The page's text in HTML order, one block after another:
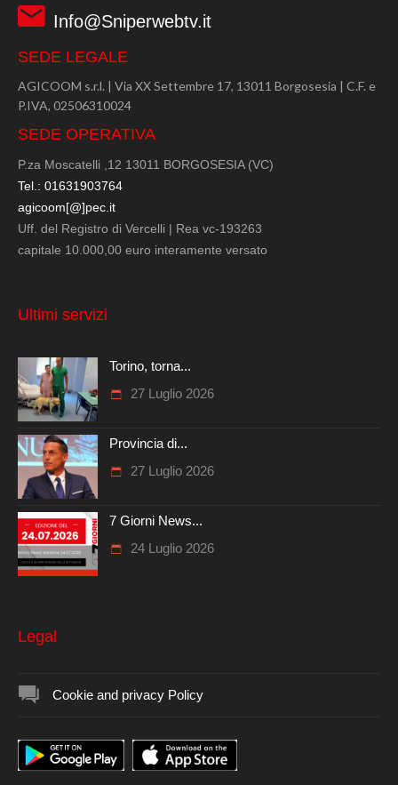
Info@Sniperwebtv.it
SEDE LEGALE
AGICOOM s.r.l. | Via XX Settembre 17, 13011 Borgosesia | C.F. e
P.IVA, 02506310024
SEDE OPERATIVA
P.za Moscatelli ,12 13011 BORGOSESIA (VC)
Tel.: 01631903764
agicoom[@]pec.it
Uff. del Registro di Vercelli | Rea vc-193263
capitale 10.000,00 euro interamente versato
Ultimi servizi
Torino, torna...
27 Luglio 2026
Provincia di...
27 Luglio 2026
7 Giorni News...
24 Luglio 2026
Legal
Cookie and privacy Policy